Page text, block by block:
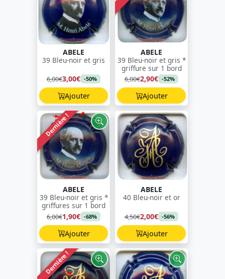
ABELE
39 Bleu-noir et gris
6,00€3,00€ -50%
Ajouter
ABELE
39 Bleu-noir et gris *
griffure sur 1 bord
6,00€2,90€ -52%
Ajouter
Dernière !
ABELE
39 Bleu-noir et gris *
griffures sur 1 bord
6,00€1,90€ -68%
Ajouter
ABELE
40 Bleu-noir et or
4,50€2,00€ -56%
Ajouter
Dernière !